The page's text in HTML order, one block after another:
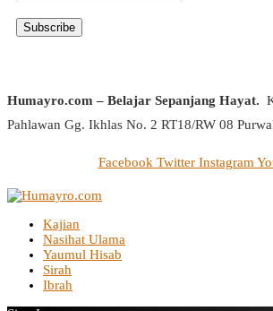
Humayro.com – Belajar Sepanjang Hayat.
Pahlawan Gg. Ikhlas No. 2 RT18/RW 08
Facebook Twitter Instagram
Kajian
Nasihat Ulama
Yaumul Hisab
Sirah
Ibrah